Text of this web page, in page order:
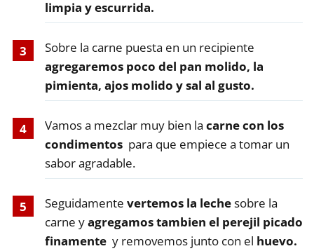
limpia y escurrida.
Sobre la carne puesta en un recipiente
agregaremos poco del pan molido, la
pimienta, ajos molido y sal al gusto.
Vamos a mezclar muy bien la carne con los
condimentos para que empiece a tomar un
sabor agradable.
Seguidamente vertemos la lechesobre la
carne yagregamos tambien el perejil picado
finamente y removemos junto con el huevo.